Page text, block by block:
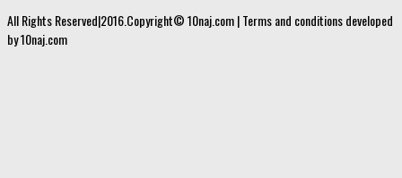
All Rights Reserved|2016.Copyright© 10naj.com | Terms and conditions developed
by 10naj.com